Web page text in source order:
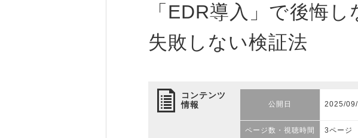
「EDR導入」で後悔
失敗しない検証法
コンテンツ
情報
公開日 2025/
ページ数・視聴時間 3ページ